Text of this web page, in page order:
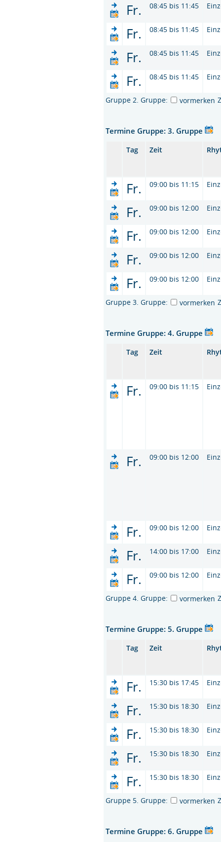
Fr. 08:45 bis 11:45
Fr. 08:45 bis 11:45
Fr. 08:45 bis 11:45
Fr. 08:45 bis 11:45
Gruppe 2. Gruppe: vormerken
Termine Gruppe: 3. Gruppe
Tag Zeit
Fr. 09:00 bis 11:15
Fr. 09:00 bis 12:00
Fr. 09:00 bis 12:00
Fr. 09:00 bis 12:00
Fr. 09:00 bis 12:00
Gruppe 3. Gruppe: vormerken
Termine Gruppe: 4. Gruppe
Tag Zeit
Fr. 09:00 bis 11:15
Fr. 09:00 bis 12:00
Fr. 09:00 bis 12:00
Fr. 14:00 bis 17:00
Fr. 09:00 bis 12:00
Gruppe 4. Gruppe: vormerken
Termine Gruppe: 5. Gruppe
Tag Zeit
Fr. 15:30 bis 17:45
Fr. 15:30 bis 18:30
Fr. 15:30 bis 18:30
Fr. 15:30 bis 18:30
Fr. 15:30 bis 18:30
Gruppe 5. Gruppe: vormerken
Termine Gruppe: 6. Gruppe